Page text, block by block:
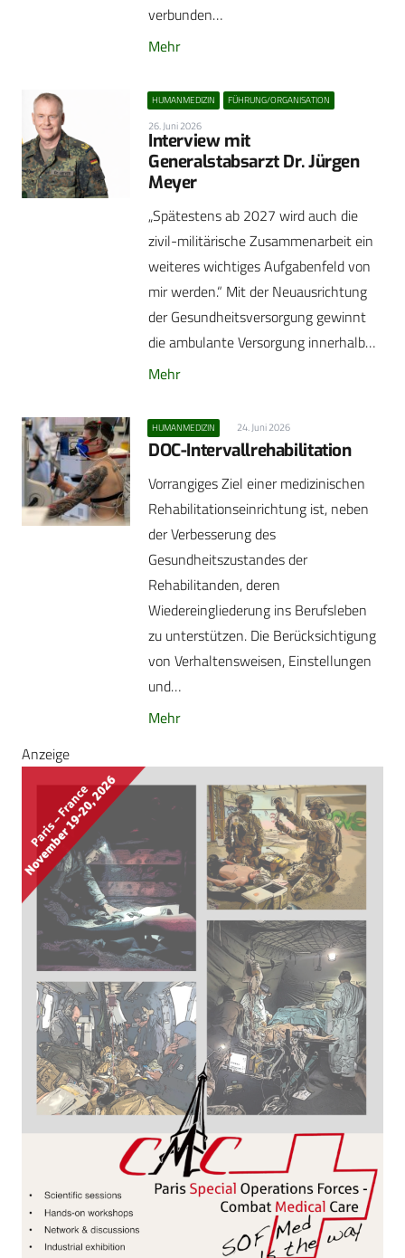
verbunden…
Mehr
HUMANMEDIZIN FÜHRUNG/ORGANISATION
26. Juni 2026
Interview mit
Generalstabsarzt Dr. Jürgen
Meyer
„Spätestens ab 2027 wird auch die
zivil-militärische Zusammenarbeit ein
weiteres wichtiges Aufgabenfeld von
mir werden.“ Mit der Neuausrichtung
der Gesundheitsversorgung gewinnt
die ambulante Versorgung innerhalb…
Mehr
HUMANMEDIZIN 24. Juni 2026
DOC-Intervallrehabilitation
Vorrangiges Ziel einer medizinischen
Rehabilitationseinrichtung ist, neben
der Verbesserung des
Gesundheitszustandes der
Rehabilitanden, deren
Wiedereingliederung ins Berufsleben
zu unterstützen. Die Berücksichtigung
von Verhaltensweisen, Einstellungen
und…
Mehr
Anzeige